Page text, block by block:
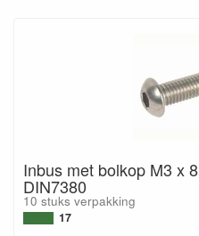
Inbus met bolkop M3 x
DIN7380
10 stuks verpakking
17